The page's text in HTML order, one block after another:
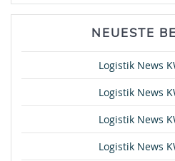
NEUESTE
Logistik News
Logistik News
Logistik News
Logistik News